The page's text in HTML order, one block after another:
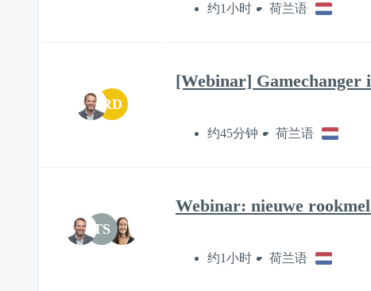
约1小时 荷兰语
RD
[Webinar] Gamechanger
约45分钟 荷兰语
TS
Webinar: nieuwe
约1小时 荷兰语